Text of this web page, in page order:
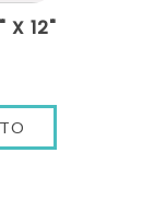
X 12"